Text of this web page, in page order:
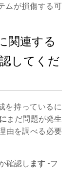
ムが損傷する可
関連する
してくだ
を持っているに
まだ問題が発生
由を調べる必要
確認し ます -フ